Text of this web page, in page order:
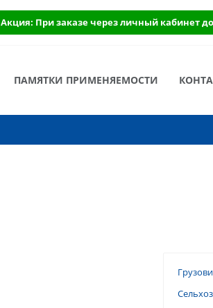
Акция: При заказе через личный кабинет
ПАМЯТКИ ПРИМЕНЯЕМОСТИ